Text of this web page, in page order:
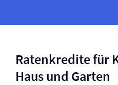
Ratenkredite für
Haus und Garten